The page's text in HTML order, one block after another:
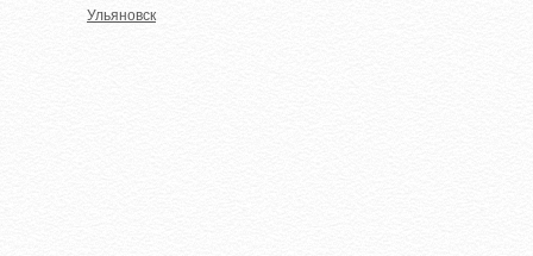
Ульяновск